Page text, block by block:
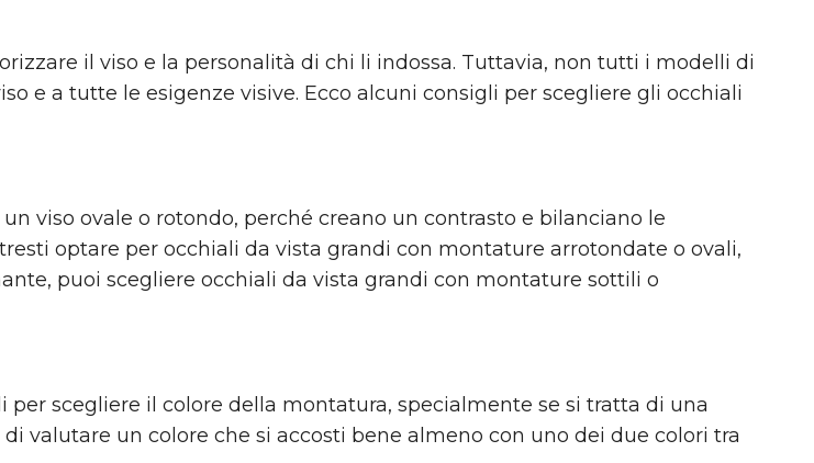
il viso e la personalità di chi li indossa. Tuttavia, non tutti i modelli di
e a tutte le esigenze visive. Ecco alcuni consigli per scegliere gli occhiali
viso ovale o rotondo, perché creano un contrasto e bilanciano le
optare per occhiali da vista grandi con montature arrotondate o ovali,
puoi scegliere occhiali da vista grandi con montature sottili o
scegliere il colore della montatura, specialmente se si tratta di una
valutare un colore che si accosti bene almeno con uno dei due colori tra